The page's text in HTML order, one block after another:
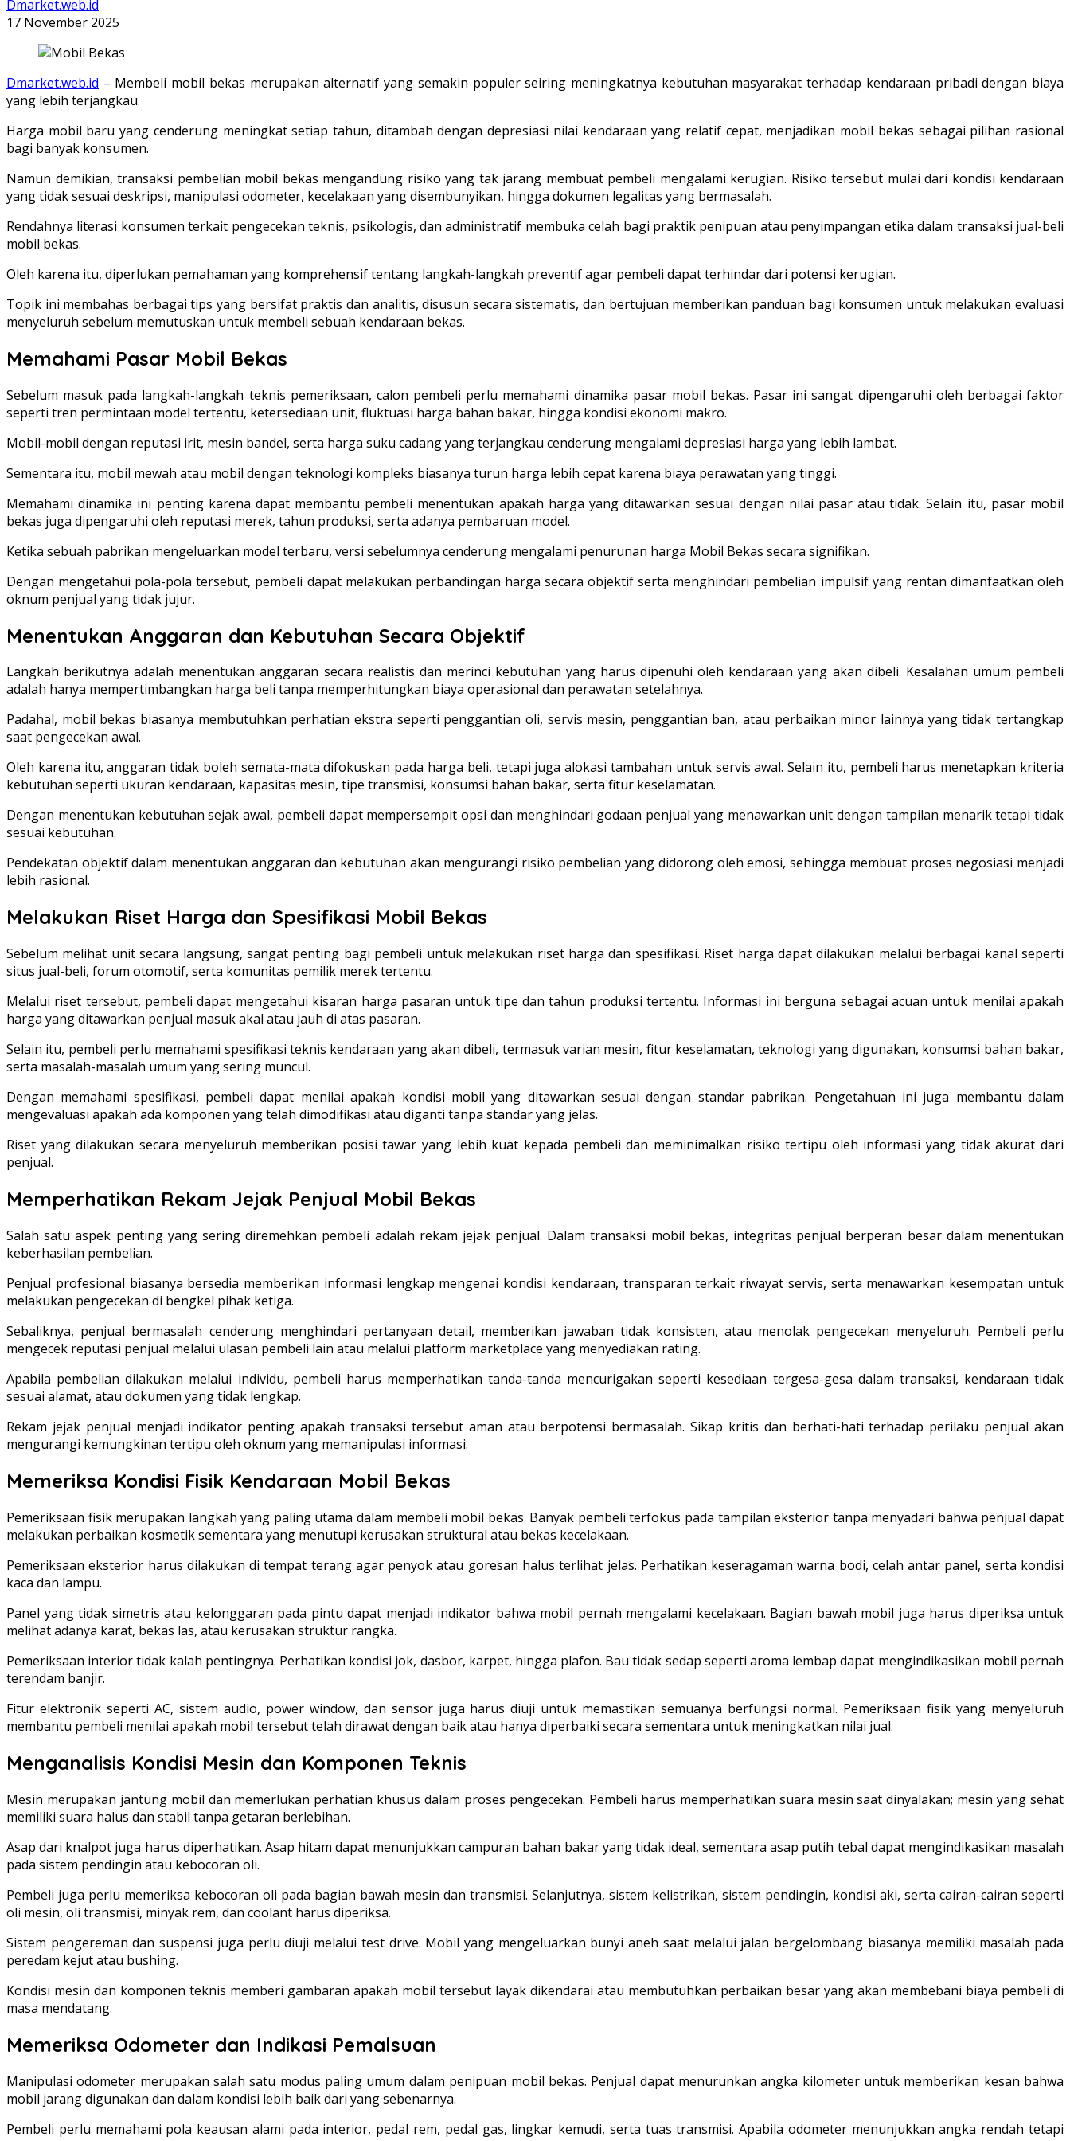
Dmarket.web.id
17 November 2025
Dmarket.web.id – Membeli mobil bekas merupakan alternatif yang semakin populer seiring meningkatnya kebutuhan masyarakat terhadap kendaraan pribadi dengan biaya
yang lebih terjangkau.
Harga mobil baru yang cenderung meningkat setiap tahun, ditambah dengan depresiasi nilai kendaraan yang relatif cepat, menjadikan mobil bekas sebagai pilihan rasional
bagi banyak konsumen.
Namun demikian, transaksi pembelian mobil bekas mengandung risiko yang tak jarang membuat pembeli mengalami kerugian. Risiko tersebut mulai dari kondisi kendaraan
yang tidak sesuai deskripsi, manipulasi odometer, kecelakaan yang disembunyikan, hingga dokumen legalitas yang bermasalah.
Rendahnya literasi konsumen terkait pengecekan teknis, psikologis, dan administratif membuka celah bagi praktik penipuan atau penyimpangan etika dalam transaksi jual-beli
mobil bekas.
Oleh karena itu, diperlukan pemahaman yang komprehensif tentang langkah-langkah preventif agar pembeli dapat terhindar dari potensi kerugian.
Topik ini membahas berbagai tips yang bersifat praktis dan analitis, disusun secara sistematis, dan bertujuan memberikan panduan bagi konsumen untuk melakukan evaluasi
menyeluruh sebelum memutuskan untuk membeli sebuah kendaraan bekas.
Memahami Pasar Mobil Bekas
Sebelum masuk pada langkah-langkah teknis pemeriksaan, calon pembeli perlu memahami dinamika pasar mobil bekas. Pasar ini sangat dipengaruhi oleh berbagai faktor
seperti tren permintaan model tertentu, ketersediaan unit, fluktuasi harga bahan bakar, hingga kondisi ekonomi makro.
Mobil-mobil dengan reputasi irit, mesin bandel, serta harga suku cadang yang terjangkau cenderung mengalami depresiasi harga yang lebih lambat.
Sementara itu, mobil mewah atau mobil dengan teknologi kompleks biasanya turun harga lebih cepat karena biaya perawatan yang tinggi.
Memahami dinamika ini penting karena dapat membantu pembeli menentukan apakah harga yang ditawarkan sesuai dengan nilai pasar atau tidak. Selain itu, pasar mobil
bekas juga dipengaruhi oleh reputasi merek, tahun produksi, serta adanya pembaruan model.
Ketika sebuah pabrikan mengeluarkan model terbaru, versi sebelumnya cenderung mengalami penurunan harga Mobil Bekas secara signifikan.
Dengan mengetahui pola-pola tersebut, pembeli dapat melakukan perbandingan harga secara objektif serta menghindari pembelian impulsif yang rentan dimanfaatkan oleh
oknum penjual yang tidak jujur.
Menentukan Anggaran dan Kebutuhan Secara Objektif
Langkah berikutnya adalah menentukan anggaran secara realistis dan merinci kebutuhan yang harus dipenuhi oleh kendaraan yang akan dibeli. Kesalahan umum pembeli
adalah hanya mempertimbangkan harga beli tanpa memperhitungkan biaya operasional dan perawatan setelahnya.
Padahal, mobil bekas biasanya membutuhkan perhatian ekstra seperti penggantian oli, servis mesin, penggantian ban, atau perbaikan minor lainnya yang tidak tertangkap
saat pengecekan awal.
Oleh karena itu, anggaran tidak boleh semata-mata difokuskan pada harga beli, tetapi juga alokasi tambahan untuk servis awal. Selain itu, pembeli harus menetapkan kriteria
kebutuhan seperti ukuran kendaraan, kapasitas mesin, tipe transmisi, konsumsi bahan bakar, serta fitur keselamatan.
Dengan menentukan kebutuhan sejak awal, pembeli dapat mempersempit opsi dan menghindari godaan penjual yang menawarkan unit dengan tampilan menarik tetapi tidak
sesuai kebutuhan.
Pendekatan objektif dalam menentukan anggaran dan kebutuhan akan mengurangi risiko pembelian yang didorong oleh emosi, sehingga membuat proses negosiasi menjadi
lebih rasional.
Melakukan Riset Harga dan Spesifikasi Mobil Bekas
Sebelum melihat unit secara langsung, sangat penting bagi pembeli untuk melakukan riset harga dan spesifikasi. Riset harga dapat dilakukan melalui berbagai kanal seperti
situs jual-beli, forum otomotif, serta komunitas pemilik merek tertentu.
Melalui riset tersebut, pembeli dapat mengetahui kisaran harga pasaran untuk tipe dan tahun produksi tertentu. Informasi ini berguna sebagai acuan untuk menilai apakah
harga yang ditawarkan penjual masuk akal atau jauh di atas pasaran.
Selain itu, pembeli perlu memahami spesifikasi teknis kendaraan yang akan dibeli, termasuk varian mesin, fitur keselamatan, teknologi yang digunakan, konsumsi bahan bakar,
serta masalah-masalah umum yang sering muncul.
Dengan memahami spesifikasi, pembeli dapat menilai apakah kondisi mobil yang ditawarkan sesuai dengan standar pabrikan. Pengetahuan ini juga membantu dalam
mengevaluasi apakah ada komponen yang telah dimodifikasi atau diganti tanpa standar yang jelas.
Riset yang dilakukan secara menyeluruh memberikan posisi tawar yang lebih kuat kepada pembeli dan meminimalkan risiko tertipu oleh informasi yang tidak akurat dari
penjual.
Memperhatikan Rekam Jejak Penjual Mobil Bekas
Salah satu aspek penting yang sering diremehkan pembeli adalah rekam jejak penjual. Dalam transaksi mobil bekas, integritas penjual berperan besar dalam menentukan
keberhasilan pembelian.
Penjual profesional biasanya bersedia memberikan informasi lengkap mengenai kondisi kendaraan, transparan terkait riwayat servis, serta menawarkan kesempatan untuk
melakukan pengecekan di bengkel pihak ketiga.
Sebaliknya, penjual bermasalah cenderung menghindari pertanyaan detail, memberikan jawaban tidak konsisten, atau menolak pengecekan menyeluruh. Pembeli perlu
mengecek reputasi penjual melalui ulasan pembeli lain atau melalui platform marketplace yang menyediakan rating.
Apabila pembelian dilakukan melalui individu, pembeli harus memperhatikan tanda-tanda mencurigakan seperti kesediaan tergesa-gesa dalam transaksi, kendaraan tidak
sesuai alamat, atau dokumen yang tidak lengkap.
Rekam jejak penjual menjadi indikator penting apakah transaksi tersebut aman atau berpotensi bermasalah. Sikap kritis dan berhati-hati terhadap perilaku penjual akan
mengurangi kemungkinan tertipu oleh oknum yang memanipulasi informasi.
Memeriksa Kondisi Fisik Kendaraan Mobil Bekas
Pemeriksaan fisik merupakan langkah yang paling utama dalam membeli mobil bekas. Banyak pembeli terfokus pada tampilan eksterior tanpa menyadari bahwa penjual dapat
melakukan perbaikan kosmetik sementara yang menutupi kerusakan struktural atau bekas kecelakaan.
Pemeriksaan eksterior harus dilakukan di tempat terang agar penyok atau goresan halus terlihat jelas. Perhatikan keseragaman warna bodi, celah antar panel, serta kondisi
kaca dan lampu.
Panel yang tidak simetris atau kelonggaran pada pintu dapat menjadi indikator bahwa mobil pernah mengalami kecelakaan. Bagian bawah mobil juga harus diperiksa untuk
melihat adanya karat, bekas las, atau kerusakan struktur rangka.
Pemeriksaan interior tidak kalah pentingnya. Perhatikan kondisi jok, dasbor, karpet, hingga plafon. Bau tidak sedap seperti aroma lembap dapat mengindikasikan mobil pernah
terendam banjir.
Fitur elektronik seperti AC, sistem audio, power window, dan sensor juga harus diuji untuk memastikan semuanya berfungsi normal. Pemeriksaan fisik yang menyeluruh
membantu pembeli menilai apakah mobil tersebut telah dirawat dengan baik atau hanya diperbaiki secara sementara untuk meningkatkan nilai jual.
Menganalisis Kondisi Mesin dan Komponen Teknis
Mesin merupakan jantung mobil dan memerlukan perhatian khusus dalam proses pengecekan. Pembeli harus memperhatikan suara mesin saat dinyalakan; mesin yang sehat
memiliki suara halus dan stabil tanpa getaran berlebihan.
Asap dari knalpot juga harus diperhatikan. Asap hitam dapat menunjukkan campuran bahan bakar yang tidak ideal, sementara asap putih tebal dapat mengindikasikan masalah
pada sistem pendingin atau kebocoran oli.
Pembeli juga perlu memeriksa kebocoran oli pada bagian bawah mesin dan transmisi. Selanjutnya, sistem kelistrikan, sistem pendingin, kondisi aki, serta cairan-cairan seperti
oli mesin, oli transmisi, minyak rem, dan coolant harus diperiksa.
Sistem pengereman dan suspensi juga perlu diuji melalui test drive. Mobil yang mengeluarkan bunyi aneh saat melalui jalan bergelombang biasanya memiliki masalah pada
peredam kejut atau bushing.
Kondisi mesin dan komponen teknis memberi gambaran apakah mobil tersebut layak dikendarai atau membutuhkan perbaikan besar yang akan membebani biaya pembeli di
masa mendatang.
Memeriksa Odometer dan Indikasi Pemalsuan
Manipulasi odometer merupakan salah satu modus paling umum dalam penipuan mobil bekas. Penjual dapat menurunkan angka kilometer untuk memberikan kesan bahwa
mobil jarang digunakan dan dalam kondisi lebih baik dari yang sebenarnya.
Pembeli perlu memahami pola keausan alami pada interior, pedal rem, pedal gas, lingkar kemudi, serta tuas transmisi. Apabila odometer menunjukkan angka rendah tetapi